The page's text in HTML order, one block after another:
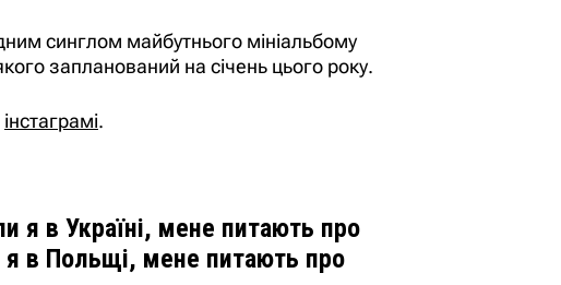
синглом майбутнього мініальбому
запланований на січень цього року.
інстаграмі.
я в Україні, мене питають про
в Польщі, мене питають про